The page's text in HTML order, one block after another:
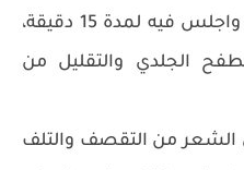
ماء الأرز بحوض الاستحمام واجلس فيه لمدة 15 دقيقة،
الجلدي والتقليل من
الشعر من التقصف والتلف